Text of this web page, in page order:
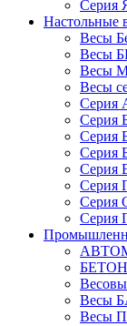
Настольные
Весы
Весы
Весы
Весы
Серия
Серия
Серия
Весы
Весы